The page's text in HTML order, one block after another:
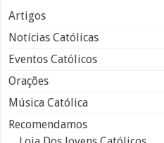
Artigos
Notícias Católicas
Eventos Católicos
Orações
Música Católica
Recomendamos